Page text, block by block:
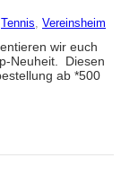
Tennis, Vereinsheim
wir euch
Neuheit. Diesen
ab *500